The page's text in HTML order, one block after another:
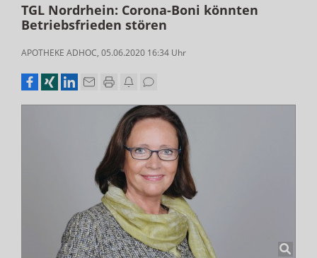
TGL Nordrhein: Corona-Boni könnten
Betriebsfrieden stören
APOTHEKE ADHOC, 05.06.2020 16:34 Uhr